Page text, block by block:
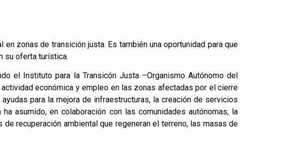
zonas de transición justa. Es también una oportunidad para que
su oferta turística.
el Instituto para la Transicón Justa –Organismo Autónomo del
económica y empleo en las zonas afectadas por el cierre
para la mejora de infraestructuras, la creación de servicios
asumido, en colaboración con las comunidades autónomas, la
recuperación ambiental que regeneran el terreno, las masas de